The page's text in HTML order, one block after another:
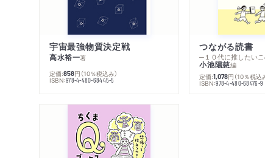
宇宙最強物質決定戦
高水裕一著
定価:858円 （10％税込み）
ISBN:978-4-480-68445-5
つながる読書
─１０代に推したい
小池陽慈編
定価:1,078円 （10％税込
ISBN:978-4-480-68476-9